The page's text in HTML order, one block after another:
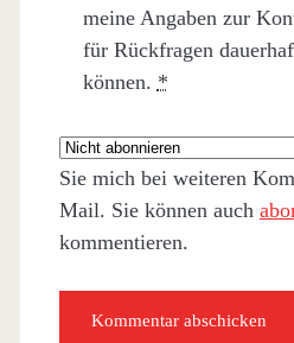
meine Angaben zur
für Rückfragen
können. *
Sie mich bei weiteren
Mail. Sie können auch
kommentieren.